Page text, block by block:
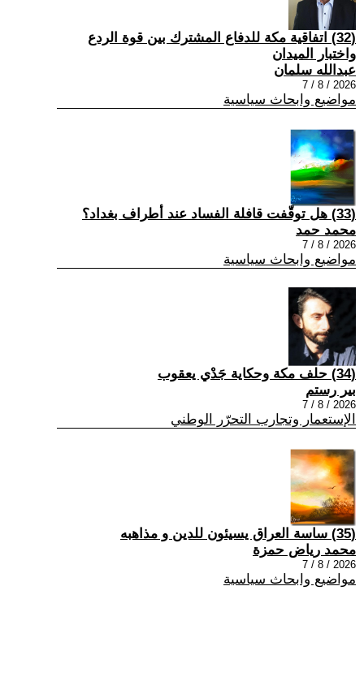
(32) اتفاقية مكة للدفاع المشترك بين قوة الردع
واختبار الميدان
عبدالله سلمان
2026 / 8 / 7
مواضيع وابحاث سياسية
(33) هل توقّفت قافلة الفساد عند أطراف بغداد؟
محمد حمد
2026 / 8 / 7
مواضيع وابحاث سياسية
(34) حلف مكة وحكاية جَدْي يعقوب
بير رستم
2026 / 8 / 7
الإستعمار وتجارب التحرّر الوطني
(35) ساسة العراق يسيئون للدين و مذاهبه
محمد رياض حمزة
2026 / 8 / 7
مواضيع وابحاث سياسية